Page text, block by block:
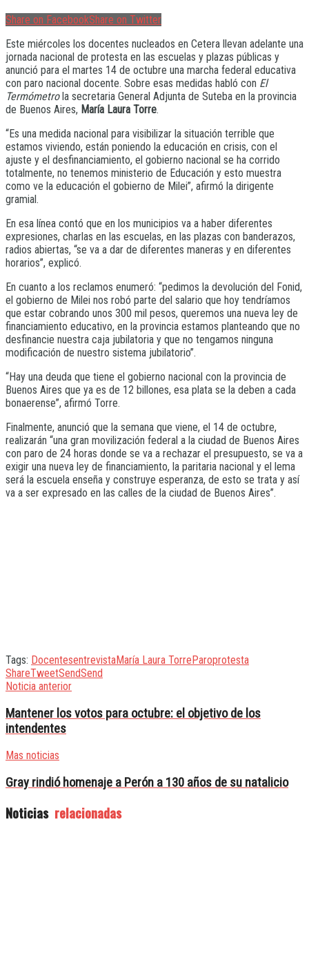
Share on FacebookShare on Twitter
Este miércoles los docentes nucleados en Cetera llevan adelante una
jornada nacional de protesta en las escuelas y plazas públicas y
anunció para el martes 14 de octubre una marcha federal educativa
con paro nacional docente. Sobre esas medidas habló con El
Termómetrola secretaria General Adjunta de Suteba en la provincia
de Buenos Aires, María Laura Torre.
“Es una medida nacional para visibilizar la situación terrible que
estamos viviendo, están poniendo la educación en crisis, con el
ajuste y el desfinanciamiento, el gobierno nacional se ha corrido
totalmente, no tenemos ministerio de Educación y esto muestra
como ve la educación el gobierno de Milei”, afirmó la dirigente
gramial.
En esa línea contó que en los municipios va a haber diferentes
expresiones, charlas en las escuelas, en las plazas con banderazos,
radios abiertas, “se va a dar de diferentes maneras y en diferentes
horarios”, explicó.
En cuanto a los reclamos enumeró: “pedimos la devolución del Fonid,
el gobierno de Milei nos robó parte del salario que hoy tendríamos
que estar cobrando unos 300 mil pesos, queremos una nueva ley de
financiamiento educativo, en la provincia estamos planteando que no
desfinancie nuestra caja jubilatoria y que no tengamos ninguna
modificación de nuestro sistema jubilatorio”.
“Hay una deuda que tiene el gobierno nacional con la provincia de
Buenos Aires que ya es de 12 billones, esa plata se la deben a cada
bonaerense”, afirmó Torre.
Finalmente, anunció que la semana que viene, el 14 de octubre,
realizarán “una gran movilización federal a la ciudad de Buenos Aires
con paro de 24 horas donde se va a rechazar el presupuesto, se va a
exigir una nueva ley de financiamiento, la paritaria nacional y el lema
será la escuela enseña y construye esperanza, de esto se trata y así
va a ser expresado en las calles de la ciudad de Buenos Aires”.
Tags: DocentesentrevistaMaría Laura TorreParoprotesta
ShareTweetSendSend
Noticia anterior
Mantener los votos para octubre: el objetivo de los
intendentes
Mas noticias
Gray rindió homenaje a Perón a 130 años de su natalicio
Noticias relacionadas